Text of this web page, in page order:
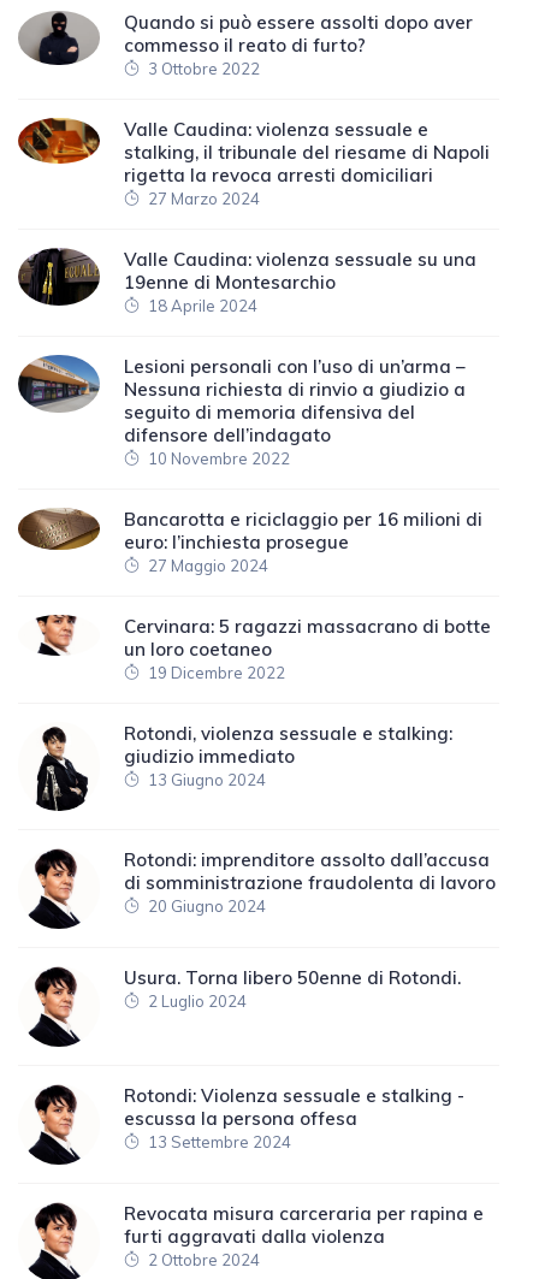
Quando si può essere assolti dopo aver
commesso il reato di furto?
3 Ottobre 2022
Valle Caudina: violenza sessuale e
stalking, il tribunale del riesame di Napoli
rigetta la revoca arresti domiciliari
27 Marzo 2024
Valle Caudina: violenza sessuale su una
19enne di Montesarchio
18 Aprile 2024
Lesioni personali con l’uso di un’arma –
Nessuna richiesta di rinvio a giudizio a
seguito di memoria difensiva del
difensore dell’indagato
10 Novembre 2022
Bancarotta e riciclaggio per 16 milioni di
euro: l’inchiesta prosegue
27 Maggio 2024
Cervinara: 5 ragazzi massacrano di botte
un loro coetaneo
19 Dicembre 2022
Rotondi, violenza sessuale e stalking:
giudizio immediato
13 Giugno 2024
Rotondi: imprenditore assolto dall’accusa
di somministrazione fraudolenta di lavoro
20 Giugno 2024
Usura. Torna libero 50enne di Rotondi.
2 Luglio 2024
Rotondi: Violenza sessuale e stalking -
escussa la persona offesa
13 Settembre 2024
Revocata misura carceraria per rapina e
furti aggravati dalla violenza
2 Ottobre 2024